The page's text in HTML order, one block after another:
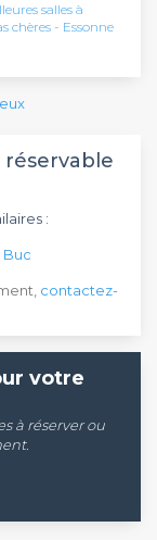
salles à
chères - Essonne
:
Buc
contactez-
votre
à réserver ou